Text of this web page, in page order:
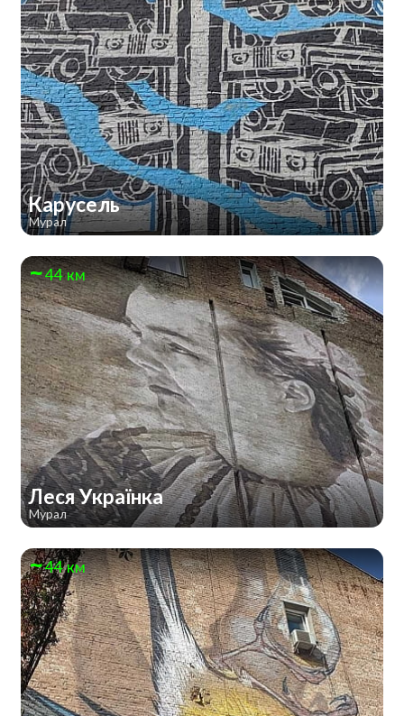
Карусель
Мурал
44 км
Леся Українка
Мурал
44 км